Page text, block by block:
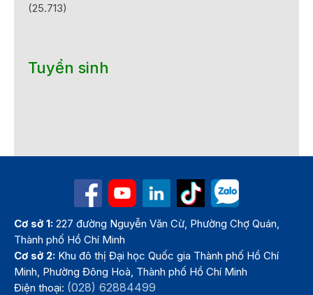
(25.713)
Tuyển sinh
Cơ sở 1: 227 đường Nguyễn Văn Cừ, Phường Chợ Quán,
Thành phố Hồ Chí Minh
Cơ sở 2: Khu đô thị Đại học Quốc gia Thành phố Hồ Chí
Minh, Phường Đông Hoà, Thành phố Hồ Chí Minh
Điện thoại: (028) 62884499